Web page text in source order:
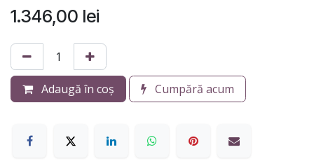
1.346,00 lei
Adaugă în coș Cumpără acum